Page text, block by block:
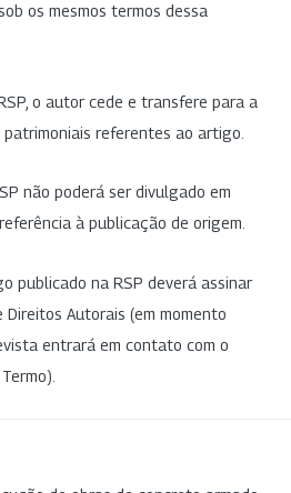
os mesmos termos dessa
o autor cede e transfere para a
referentes ao artigo.
não poderá ser divulgado em
à publicação de origem.
publicado na RSP deverá assinar
Direitos Autorais (em momento
entrará em contato com o